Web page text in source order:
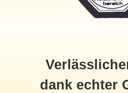
dank echter